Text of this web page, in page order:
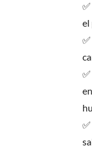
el
✅
✅
✅